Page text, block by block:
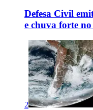
Defesa Civil
e chuva forte
2